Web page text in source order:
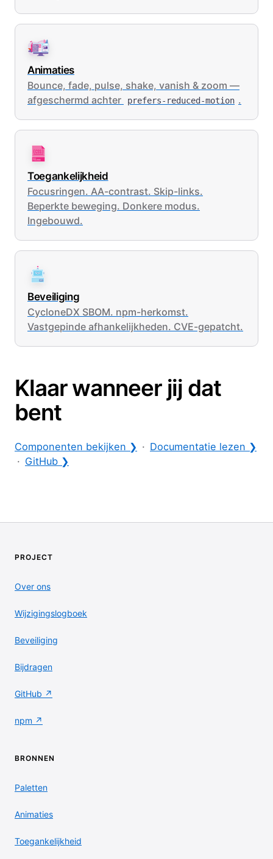
Animaties
Bounce, fade, pulse, shake, vanish & zoom —
afgeschermd achter
prefers-reduced-motion .
Toegankelijkheid
Focusringen. AA-contrast. Skip-links.
Beperkte beweging. Donkere modus.
Ingebouwd.
Beveiliging
CycloneDX SBOM. npm-herkomst.
Vastgepinde afhankelijkheden. CVE-gepatcht.
Klaar wanneer jij dat
bent
Componenten bekijken ❯ · Documentatie lezen ❯
· GitHub ❯
PROJECT
Over ons
Wijzigingslogboek
Beveiliging
Bijdragen
GitHub ↗
npm ↗
BRONNEN
Paletten
Animaties
Toegankelijkheid